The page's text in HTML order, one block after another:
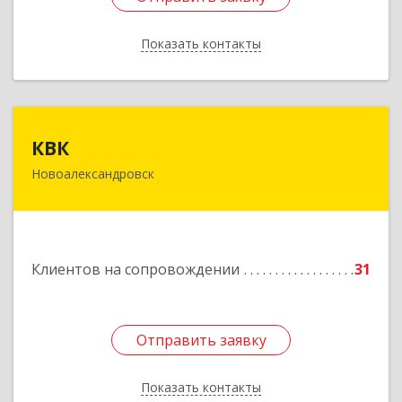
Показать контакты
Назад
КВК
Новоалександровск
Клиентов на сопровождении 31
Отправить заявку
Показать контакты
Подробнее
Отправить заявку
Назад